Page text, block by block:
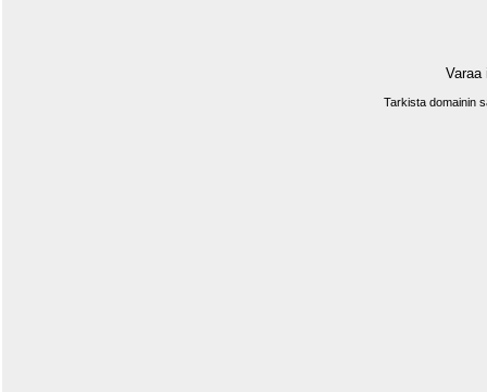
Varaa
Tarkista domainin